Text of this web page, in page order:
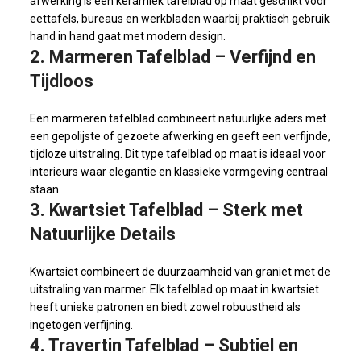
eettafels, bureaus en werkbladen waarbij praktisch gebruik
hand in hand gaat met modern design.
2. Marmeren Tafelblad – Verfijnd en
Tijdloos
Een marmeren tafelblad combineert natuurlijke aders met
een gepolijste of gezoete afwerking en geeft een verfijnde,
tijdloze uitstraling. Dit type tafelblad op maat is ideaal voor
interieurs waar elegantie en klassieke vormgeving centraal
staan.
3. Kwartsiet Tafelblad – Sterk met
Natuurlijke Details
Kwartsiet combineert de duurzaamheid van graniet met de
uitstraling van marmer. Elk tafelblad op maat in kwartsiet
heeft unieke patronen en biedt zowel robuustheid als
ingetogen verfijning.
4. Travertin Tafelblad – Subtiel en